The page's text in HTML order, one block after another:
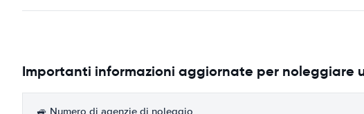
Importanti informazioni aggiornate per noleggiare
🚙 Numero di agenzie di noleggio